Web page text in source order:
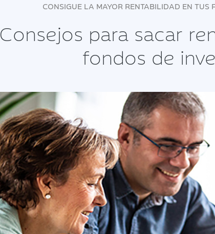
CONSIGUE LA MAYOR RENTABILIDAD EN TUS
Consejos para sacar
fondos de